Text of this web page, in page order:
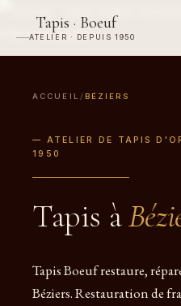
Tapis · Boeuf
ATELIER · DEPUIS 1950
ACCUEIL / BÉZIERS
— ATELIER DE TAPIS
1950
Tapis à
Tapis Boeuf restaure,
Béziers. Restauration de